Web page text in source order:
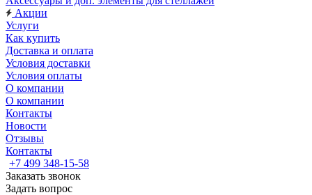
Акции
Услуги
Как купить
Доставка и оплата
Условия доставки
Условия оплаты
О компании
О компании
Контакты
Новости
Отзывы
Контакты
+7 499 348-15-58
Заказать звонок
Задать вопрос